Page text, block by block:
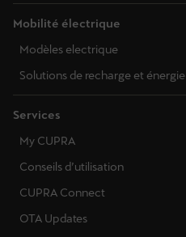
Mobilité électrique
Modèles electrique
Solutions de recharge et énergie
Services
My CUPRA
Conseils d’utilisation
CUPRA Connect
OTA Updates